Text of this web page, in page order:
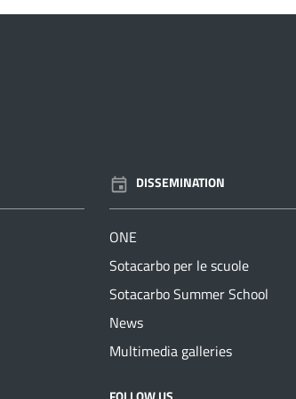
DISSEMINATION
ONE
Sotacarbo per le scuole
Sotacarbo Summer School
News
Multimedia galleries